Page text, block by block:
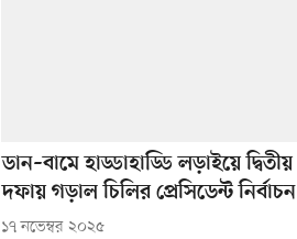
ডান–বামে হাড্ডাহাড্ডি লড়াইয়ে দ্বিতীয়
দফায় গড়াল চিলির প্রেসিডেন্ট নির্বাচন
১৭ নভেম্বর ২০২৫